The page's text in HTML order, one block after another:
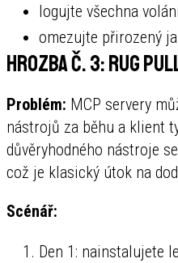
logujte všechna
omezujte přirozený
Hrozba č. 3: Rug
Problém: MCP servery
nástrojů za běhu a klient
důvěryhodného nástroje
což je klasický útok na
Scénář:
Den 1: nainstalujete